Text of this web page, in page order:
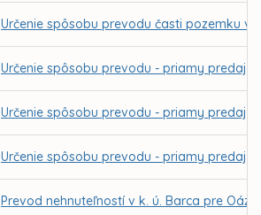
Určenie spôsobu prevodu časti pozemku v
Určenie spôsobu prevodu - priamy predaj
Určenie spôsobu prevodu - priamy predaj
Určenie spôsobu prevodu - priamy predaj
Prevod nehnuteľností v k. ú. Barca pre